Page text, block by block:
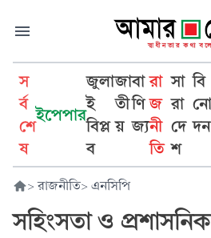
স
র্ব
শে
ষ
ইপেপার
জুলা
ই
বিপ্ল
ব
জা
তী
য়
বা
ণি
জ্য
রা
জ
নী
তি
সা
রা
দে
শ
বি
দন
> রাজনীতি> এনসিপি
সহিংসতা ও